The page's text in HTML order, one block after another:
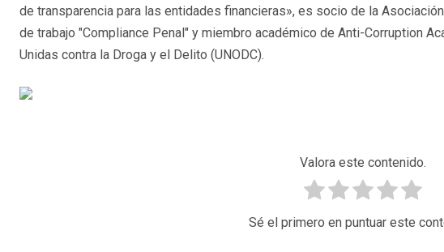
de transparencia para las entidades financieras», es socio de la
de trabajo "Compliance Penal" y miembro académico de Anti-Corruption
Unidas contra la Droga y el Delito (UNODC).
Valora este contenido.
Sé el primero en puntuar este